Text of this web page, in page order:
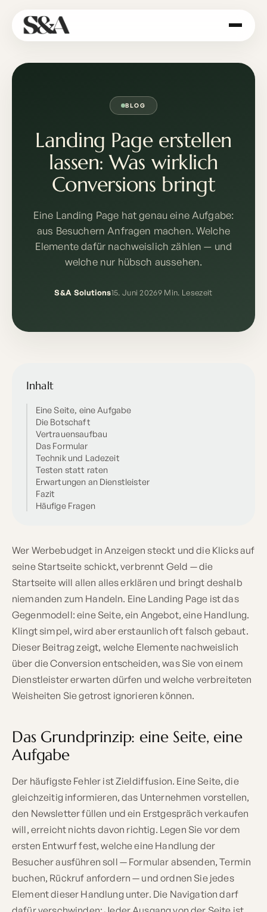
BLOG
Landing Page erstellen
lassen: Was wirklich
Conversions bringt
Eine Landing Page hat genau eine Aufgabe:
aus Besuchern Anfragen machen. Welche
Elemente dafür nachweislich zählen — und
welche nur hübsch aussehen.
S&A Solutions15. Juni 20269 Min. Lesezeit
Wer Werbebudget in Anzeigen steckt und die Klicks auf
seine Startseite schickt, verbrennt Geld — die
Startseite will allen alles erklären und bringt deshalb
niemanden zum Handeln. Eine Landing Page ist das
Gegenmodell: eine Seite, ein Angebot, eine Handlung.
Klingt simpel, wird aber erstaunlich oft falsch gebaut.
Dieser Beitrag zeigt, welche Elemente nachweislich
über die Conversion entscheiden, was Sie von einem
Dienstleister erwarten dürfen und welche verbreiteten
Weisheiten Sie getrost ignorieren können.
Das Grundprinzip: eine Seite, eine
Aufgabe
Der häufigste Fehler ist Zieldiffusion. Eine Seite, die
gleichzeitig informieren, das Unternehmen vorstellen,
den Newsletter füllen und ein Erstgespräch verkaufen
will, erreicht nichts davon richtig. Legen Sie vor dem
ersten Entwurf fest, welche eine Handlung der
Besucher ausführen soll — Formular absenden, Termin
buchen, Rückruf anfordern — und ordnen Sie jedes
Element dieser Handlung unter. Die Navigation darf
Inhalt
Eine Seite, eine Aufgabe
Die Botschaft
Vertrauensaufbau
Das Formular
Technik und Ladezeit
Testen statt raten
Erwartungen an Dienstleister
Fazit
Häufige Fragen